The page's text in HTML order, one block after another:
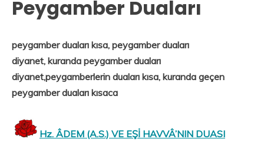
Peygamber Duaları
peygamber duaları kısa, peygamber duaları
diyanet, kuranda peygamber duaları
diyanet,peygamberlerin duaları kısa, kuranda geçen
peygamber duaları kısaca
Hz. ÂDEM (A.S.) VE EŞİ HAVVÂ’NIN DUASI